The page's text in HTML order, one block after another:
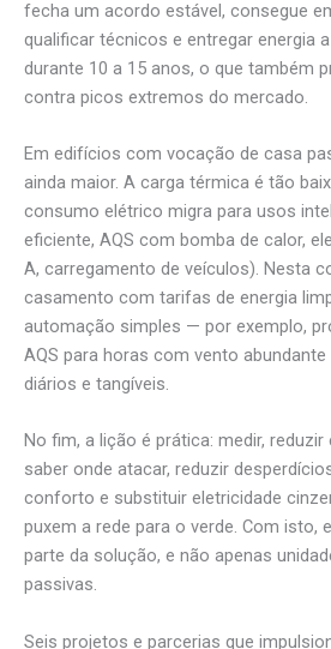
fecha um acordo estável, consegue
qualificar técnicos e entregar energia
durante 10 a 15 anos, o que também
contra picos extremos do mercado.
Em edifícios com vocação de casa
ainda maior. A carga térmica é tão
consumo elétrico migra para usos
eficiente, AQS com bomba de calor,
A, carregamento de veículos). Nesta
casamento com tarifas de energia
automação simples — por exemplo,
AQS para horas com vento
diários e tangíveis.
No fim, a lição é prática: medir,
saber onde atacar, reduzir
conforto e substituir eletricidade
puxem a rede para o verde. Com isto,
parte da solução, e não apenas
passivas.
Seis projetos e parcerias que